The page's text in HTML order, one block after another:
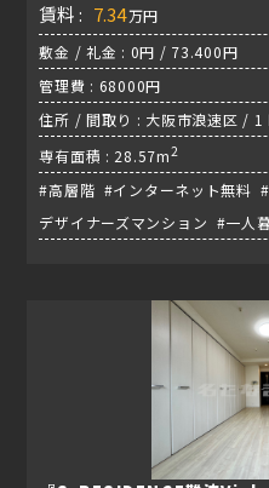
賃料 : 7.34万円
敷金 / 礼金 : 0円 / 73.400円
管理費 : 68000円
住所 / 間取り : 大阪市浪速区 / 1
専有面積 : 28.57m2
#高層階 #インターネット無料
デザイナーズマンション #一人